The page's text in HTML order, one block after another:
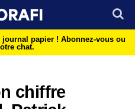
journal papier ! Abonnez-vous ou
chat.
chiffre